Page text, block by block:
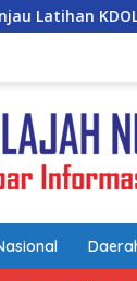
Operasi